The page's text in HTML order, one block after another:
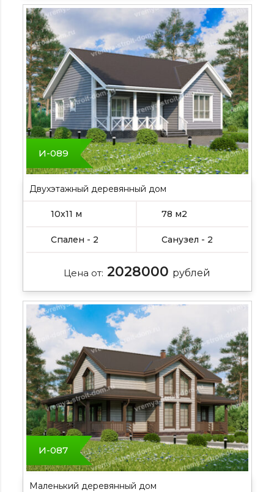
И-089
Двухэтажный деревянный дом
10х11 м 78 м2
Спален - 2 Санузел - 2
Цена от: 2028000 рублей
И-087
Маленький деревянный дом